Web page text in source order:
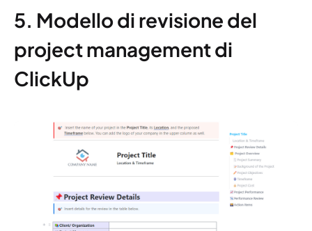
5. Modello di revisione del
project management di
ClickUp